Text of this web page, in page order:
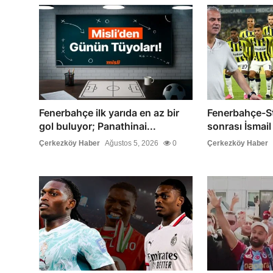
Fenerbahçe ilk yarıda en az bir
gol buluyor; Panathinai...
Çerkezköy Haber Ağustos 5, 2026 0
Fenerbahçe-
sonrası
Çerkezköy Haber